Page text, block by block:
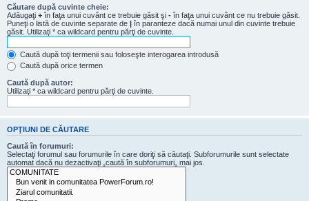
Căutare după cuvinte cheie:
Adăugaţi + în faţa unui cuvânt ce trebuie găsit şi - în faţa unui cuvânt ce nu trebuie găsit.
Puneţi o listă de cuvinte separate de | în paranteze dacă numai unul din cuvinte trebuie
găsit. Utilizaţi * ca wildcard pentru părţi de cuvinte.
Caută după toţi termenii sau foloseşte interogarea introdusă
Caută după orice termen
Caută după autor:
Utilizaţi * ca wildcard pentru părţi de cuvinte.
OPŢIUNI DE CĂUTARE
Caută în forumuri:
Selectaţi forumul sau forumurile în care doriţi să căutaţi. Subforumurile sunt selectate
automat dacă nu dezactivaţi „caută în subforumuri„ mai jos.